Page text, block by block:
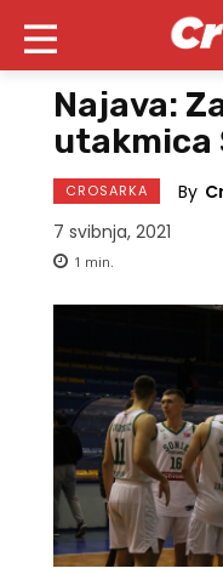
Najava:
utakmica
CROSARKA By
7 svibnja, 2021
1 min.